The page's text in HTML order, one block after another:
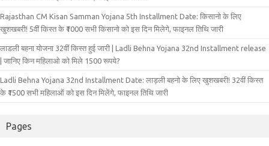
Rajasthan CM Kisan Samman Yojana 5th Installment Date: किसानो के लिए
खुशखबरी! 5वीं किस्त के ₹1000 सभी किसानो को इस दिन मिलेगे, फाइनल तिथि जारी
लाडली बहना योजना 32वीं किस्त हुई जारी | Ladli Behna Yojana 32nd Installment release
| जानिए किन महिलाओ को मिले 1500 रूपये?
Ladli Behna Yojana 32nd Installment Date: लाड़ली बहनो के लिए खुशखबरी! 32वीं किस्त
के ₹1500 सभी महिलाओं को इस दिन मिलेंगे, फाइनल तिथि जारी
Pages